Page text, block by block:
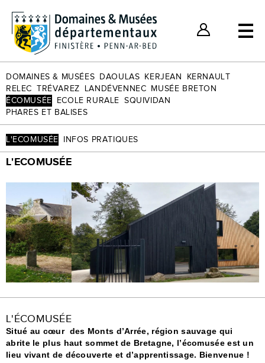
Nos bons plans
Espace Client
DOMAINES & MUSÉES DAOULAS KERJEAN
KERNAULT
RELEC TRÉVAREZ LANDÉVENNEC
MUSÉE BRETON
ÉCOMUSÉE
ECOLE RURALE SQUIVIDAN
PHARES ET BALISES
L'ECOMUSÉE INFOS PRATIQUES
L'ECOMUSÉE
L'ÉCOMUSÉE
Situé au cœur des Monts d’Arrée, région sauvage qui
abrite le plus haut sommet de Bretagne, l’écomusée est un
lieu vivant de découverte et d’apprentissage. Bienvenue !